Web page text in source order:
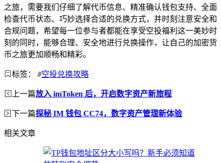
之旅，需要我们仔细了解代币信息、精准确认钱包支持、全面
检查代币状态、巧妙选择合适的兑换方式，并时刻注意安全和
合规问题，希望每一位参与者都能在享受空投福利这一美妙时
刻的同时，能够合理、安全地进行兑换操作，让自己的加密货
币之旅更加顺畅和精彩。
标签： #空投兑换攻略
上一篇放入 imToken 后，开启数字资产新旅程
下一篇探秘 IM 钱包 CC74，数字资产管理新体验
相关文章